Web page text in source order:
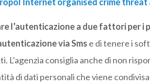
l’autenticazione a due fattori per i
via Sms e di tenere i
L’agenzia consiglia anche di non
di dati personali che viene